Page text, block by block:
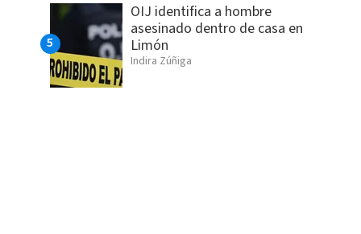
OIJ identifica a hombre
asesinado dentro de casa en
Limón
Indira Zúñiga